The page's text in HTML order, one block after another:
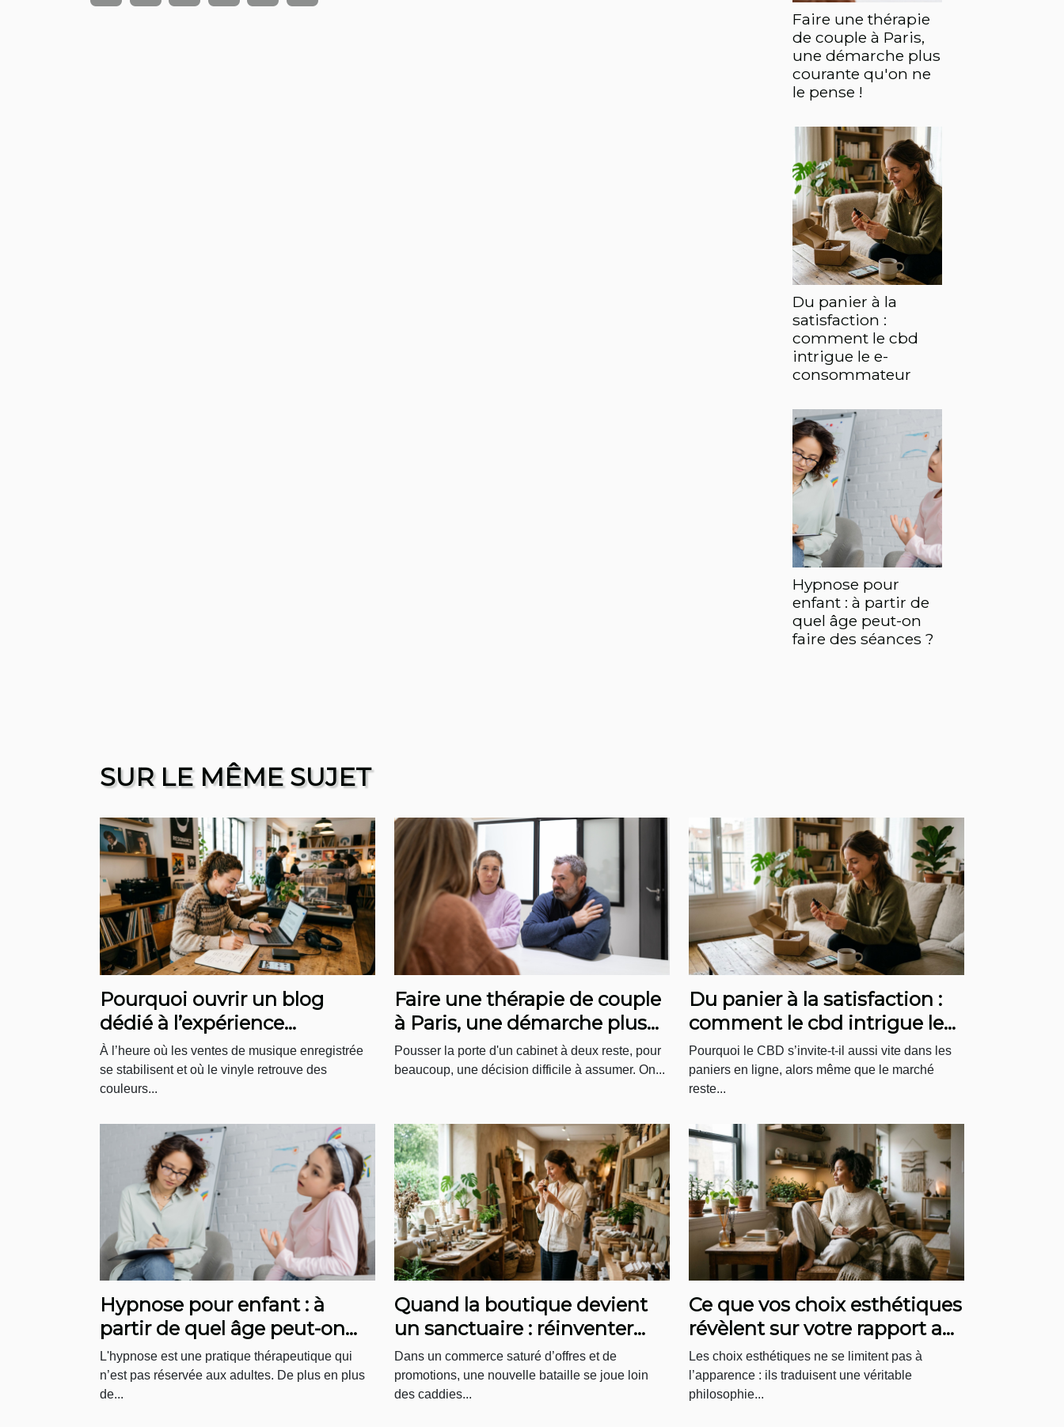
Faire une thérapie
de couple à Paris,
une démarche plus
courante qu'on ne
le pense !
Du panier à la
satisfaction :
comment le cbd
intrigue le e-
consommateur
Hypnose pour
enfant : à partir de
quel âge peut-on
faire des séances ?
SUR LE MÊME SUJET
Pourquoi ouvrir un blog
dédié à l’expérience
boutique en musique
change la donne
À l’heure où les ventes de musique enregistrée
se stabilisent et où le vinyle retrouve des
couleurs...
Faire une thérapie de couple
à Paris, une démarche plus
courante qu'on ne le pense !
Pousser la porte d'un cabinet à deux reste, pour
beaucoup, une décision difficile à assumer. On...
Du panier à la satisfaction :
comment le cbd intrigue le
e-consommateur
Pourquoi le CBD s’invite-t-il aussi vite dans les
paniers en ligne, alors même que le marché
reste...
Hypnose pour enfant : à
partir de quel âge peut-on
faire des séances ?
L'hypnose est une pratique thérapeutique qui
n’est pas réservée aux adultes. De plus en plus
de...
Quand la boutique devient
un sanctuaire : réinventer
l’expérience d’achat bien-être
Dans un commerce saturé d’offres et de
promotions, une nouvelle bataille se joue loin
des caddies...
Ce que vos choix esthétiques
révèlent sur votre rapport au
bien-être
Les choix esthétiques ne se limitent pas à
l’apparence : ils traduisent une véritable
philosophie...